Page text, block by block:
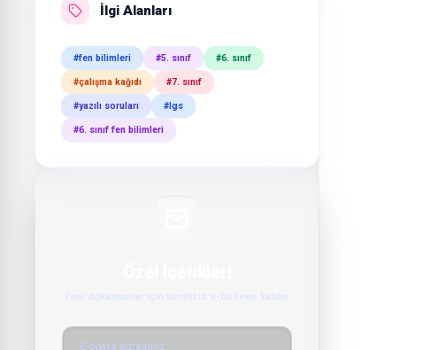
İlgi Alanları
#fen bilimleri #5. sınıf #6. sınıf
#çalışma kağıdı #7. sınıf
#yazılı soruları #lgs
#6. sınıf fen bilimleri